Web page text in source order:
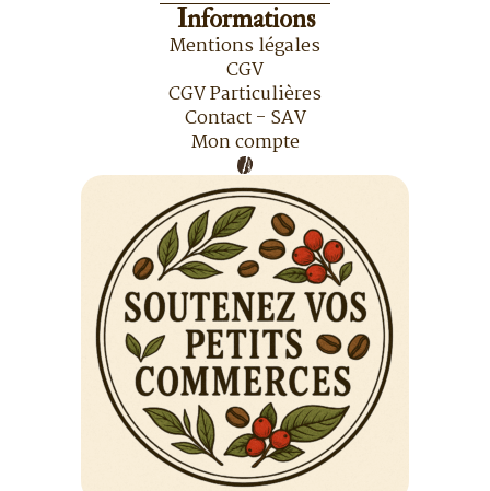
Informations
Mentions légales
CGV
CGV Particulières
Contact - SAV
Mon compte